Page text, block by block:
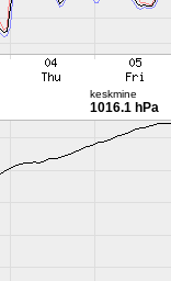
keskmine
1016.1 hPa